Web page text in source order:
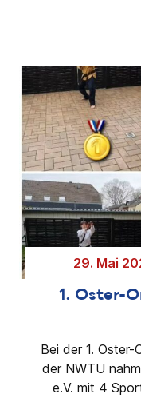
29. Mai
1. Oster-
Bei der 1.
der NWTU
e.V. mit 4